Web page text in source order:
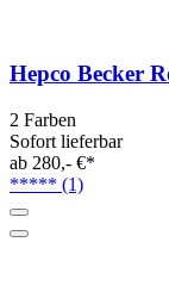
Hepco Becker
2 Farben
Sofort lieferbar
ab 280,- €*
***** (1)